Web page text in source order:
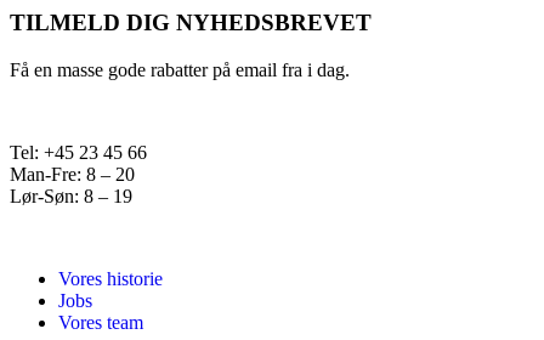
TILMELD DIG NYHEDSBREVET
Få en masse gode rabatter på email fra i dag.
Tel: +45 23 45 66
Man-Fre: 8 – 20
Lør-Søn: 8 – 19
Vores historie
Jobs
Vores team